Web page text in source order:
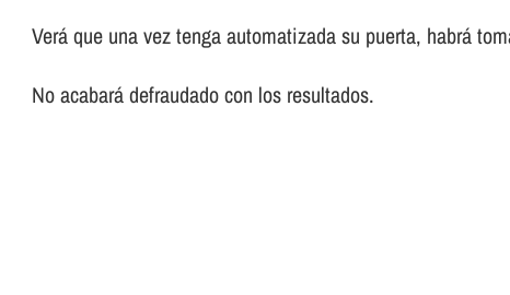
Verá que una vez tenga automatizada su puerta, habrá
No acabará defraudado con los resultados.